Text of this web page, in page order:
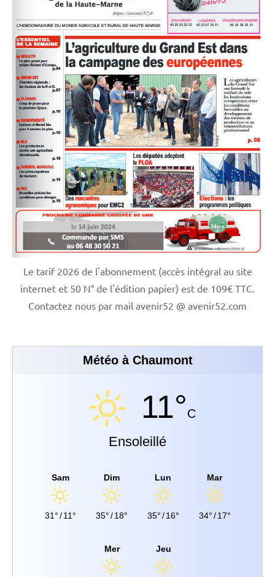
Le tarif 2026 de l'abonnement (accès intégral au site
internet et 50 N° de l'édition papier) est de 109€ TTC.
Contactez nous par mail avenir52 @ avenir52.com
Météo à Chaumont
11°C
Ensoleillé
Sam
31°/ 11°
Dim
35°/ 18°
Lun
35°/ 16°
Mar
34°/ 17°
Mer Jeu